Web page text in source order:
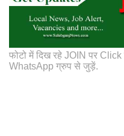
फोटो में दिख रहे JOIN पर
WhatsApp ग्रुप से जुड़ें.